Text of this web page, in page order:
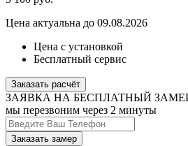
Цена актуальна до 09.08.2026
Цена с установкой
Бесплатный сервис
Заказать расчёт
ЗАЯВКА НА БЕСПЛАТНЫЙ
мы перезвоним через 2 минуты